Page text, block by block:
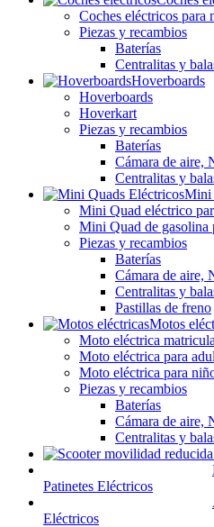
Coches eléctricos para
Piezas y recambios
Baterías
Centralitas y
Hoverboards
Hoverboards
Hoverkart
Piezas y recambios
Baterías
Cámara de aire,
Centralitas y
Mini
Mini Quad eléctrico
Mini Quad de gasolina
Piezas y recambios
Baterías
Cámara de aire,
Centralitas y
Pastillas de freno
Motos
Moto eléctrica
Moto eléctrica para
Moto eléctrica para
Piezas y recambios
Baterías
Cámara de aire,
Centralitas y
Patinetes Eléctricos
Eléctricos